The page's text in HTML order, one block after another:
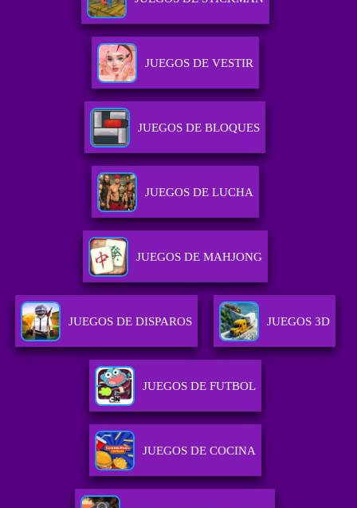
JUEGOS DE VESTIR
JUEGOS DE BLOQUES
JUEGOS DE LUCHA
JUEGOS DE MAHJONG
JUEGOS DE DISPAROS JUEGOS 3D
JUEGOS DE FUTBOL
JUEGOS DE COCINA